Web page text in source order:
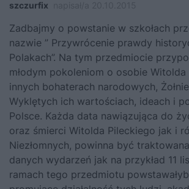
szczurfix
Zadbajmy o powstanie w szkołach
nazwie ” Przywrócenie prawdy
Polakach”. Na tym przedmiocie
młodym pokoleniom o osobie
innych bohaterach narodowych,
Wyklętych ich wartościach, ideach i
Polsce. Każda data nawiązująca do
oraz śmierci Witolda Pileckiego jak i
Niezłomnych, powinna być
danych wydarzeń jak na przykład 11
ramach tego przedmiotu